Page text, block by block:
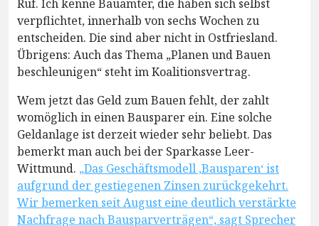
Ruf. Ich kenne Bauämter, die haben sich selbst
verpflichtet, innerhalb von sechs Wochen zu
entscheiden. Die sind aber nicht in Ostfriesland.
Übrigens: Auch das Thema „Planen und Bauen
beschleunigen“ steht im Koalitionsvertrag.
Wem jetzt das Geld zum Bauen fehlt, der zahlt
womöglich in einen Bausparer ein. Eine solche
Geldanlage ist derzeit wieder sehr beliebt. Das
bemerkt man auch bei der Sparkasse Leer-
Wittmund. „Das Geschäftsmodell ‚Bausparen‘ ist
aufgrund der gestiegenen Zinsen zurückgekehrt.
Wir bemerken seit August eine deutlich verstärkte
Nachfrage nach Bausparverträgen“, sagt Sprecher